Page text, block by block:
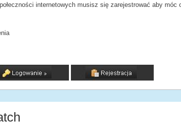
internetowych musisz się zarejestrować aby